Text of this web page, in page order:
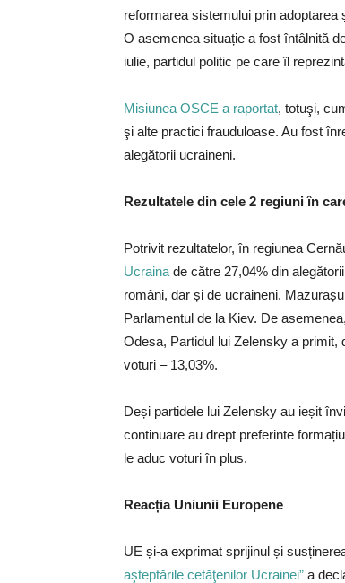
reformarea sistemului prin
O asemenea situație a fost întâlnită
iulie, partidul politic pe care îl
Misiunea OSCE a raportat, totuşi,
şi alte practici frauduloase. Au fost
alegătorii ucraineni.
Rezultatele din cele 2 regiuni în
Potrivit rezultatelor, în regiunea
Ucraina de către 27,04% din
români, dar și de ucraineni.
Parlamentul de la Kiev. De
Odesa, Partidul lui Zelensky a primit,
voturi – 13,03%.
Deși partidele lui Zelensky au ieșit
continuare au drept preferinte
le aduc voturi în plus.
Reacția Uniunii Europene
UE și-a exprimat sprijinul și
aşteptările cetăţenilor Ucrainei” a